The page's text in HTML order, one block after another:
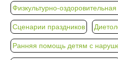
Физкультурно-
Сценарии праздников
Ранняя помощь детям с